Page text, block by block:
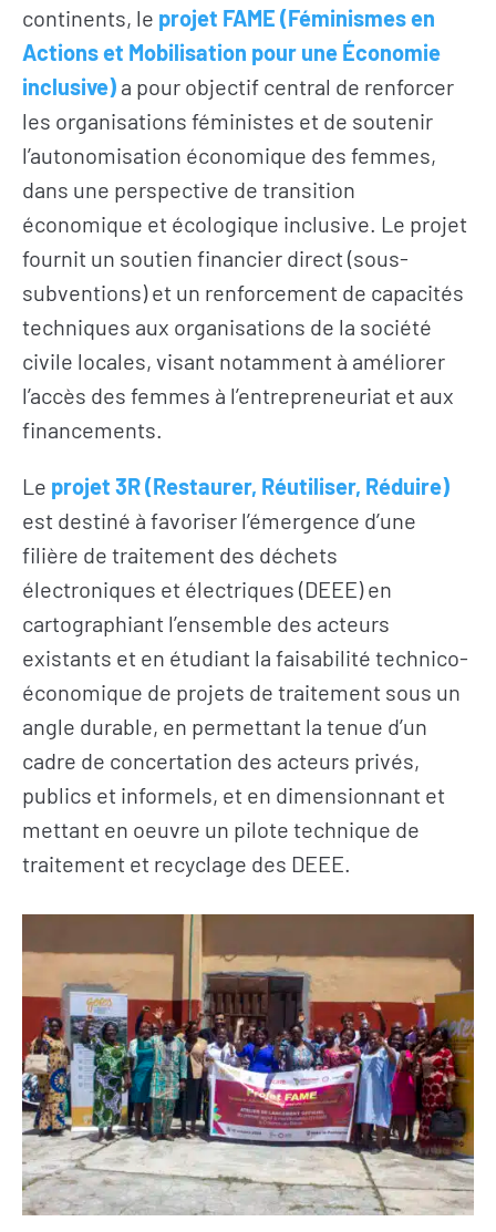
continents, le projet FAME (Féminismes en
Actions et Mobilisation pour une Économie
inclusive) a pour objectif central de renforcer
les organisations féministes et de soutenir
l’autonomisation économique des femmes,
dans une perspective de transition
économique et écologique inclusive. Le projet
fournit un soutien financier direct (sous-
subventions) et un renforcement de capacités
techniques aux organisations de la société
civile locales, visant notamment à améliorer
l’accès des femmes à l’entrepreneuriat et aux
financements.
Le projet 3R (Restaurer, Réutiliser, Réduire)
est destiné à favoriser l’émergence d’une
filière de traitement des déchets
électroniques et électriques (DEEE) en
cartographiant l’ensemble des acteurs
existants et en étudiant la faisabilité technico-
économique de projets de traitement sous un
angle durable, en permettant la tenue d’un
cadre de concertation des acteurs privés,
publics et informels, et en dimensionnant et
mettant en oeuvre un pilote technique de
traitement et recyclage des DEEE.